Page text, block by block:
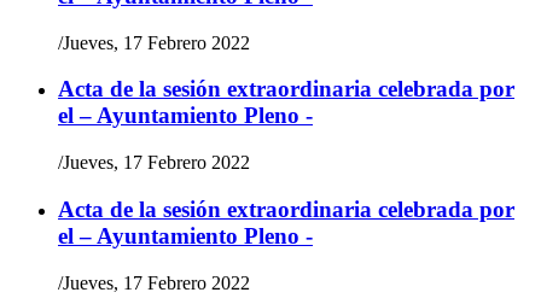
/Jueves, 17 Febrero 2022
Acta de la sesión extraordinaria celebrada por
el – Ayuntamiento Pleno -
/Jueves, 17 Febrero 2022
Acta de la sesión extraordinaria celebrada por
el – Ayuntamiento Pleno -
/Jueves, 17 Febrero 2022